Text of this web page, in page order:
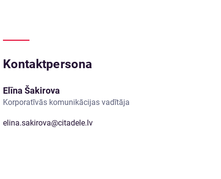
Kontaktpersona
Elīna Šakirova
Korporatīvās komunikācijas vadītāja
elina.sakirova@citadele.lv